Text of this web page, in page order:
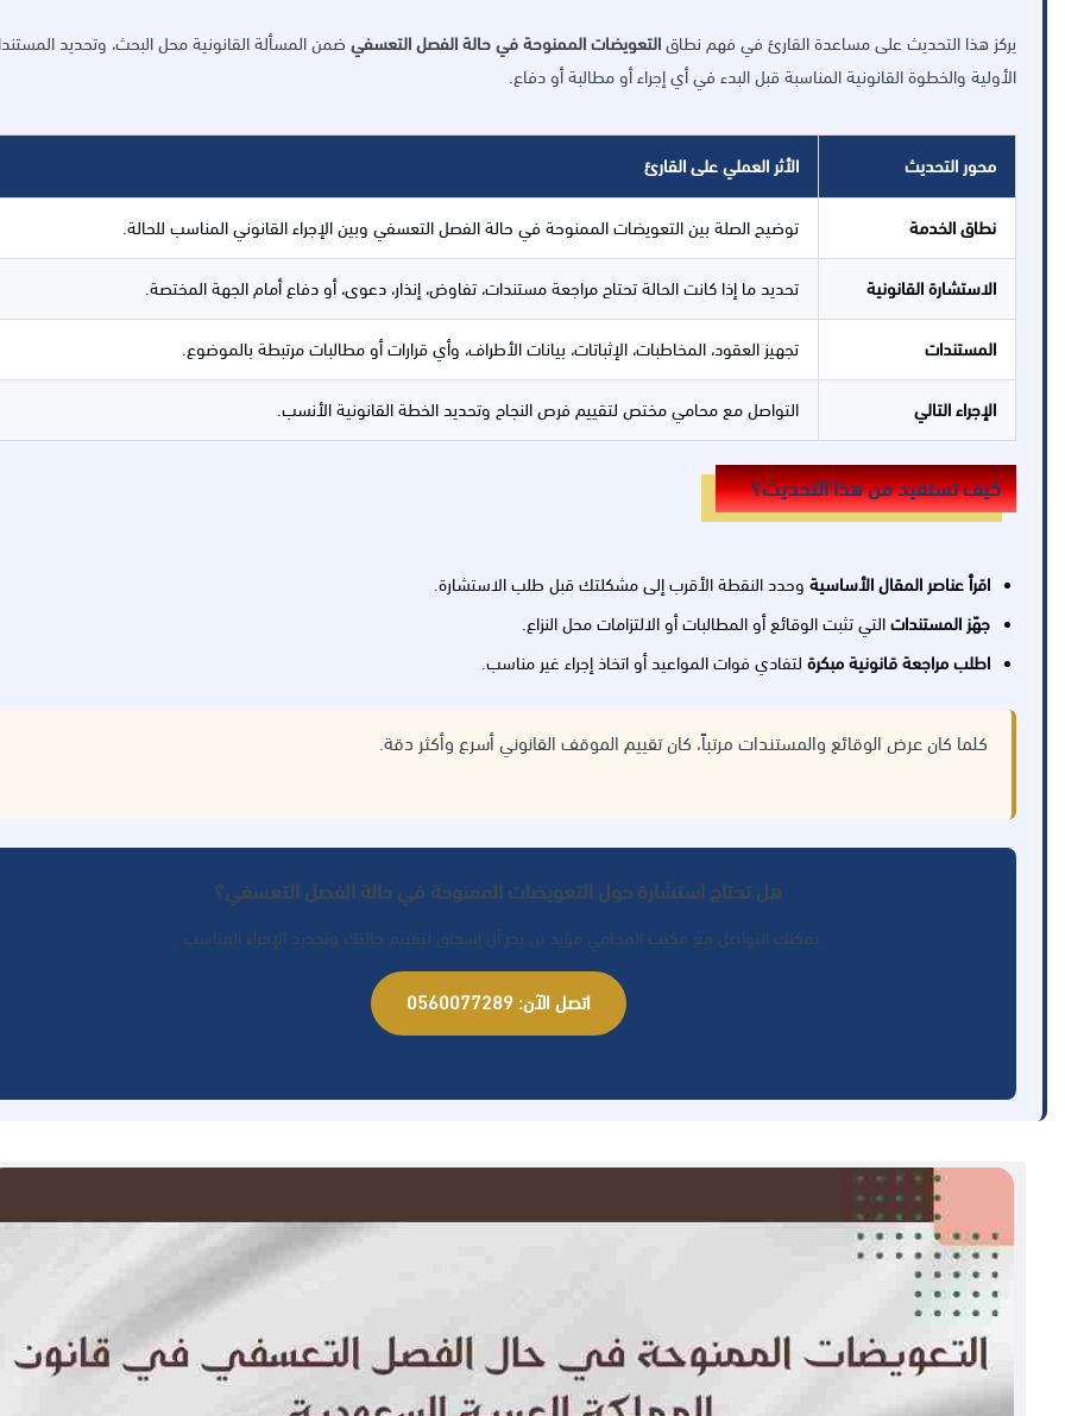
يركز هذا التحديث على مساعدة القارئ في فهم نطاقالتعويضات الممنوحة في حالة الفصل التعسفي ضمن المسألة القانونية محل البحث، وتحديد
الأولية والخطوة القانونية المناسبة قبل البدء في أي إجراء أو مطالبة أو دفاع.
محور التحديث الأثر العملي على القارئ
نطاق الخدمة توضيح الصلة بين التعويضات الممنوحة في حالة الفصل التعسفي وبين الإجراء القانوني المناسب للحالة.
الاستشارة القانونية تحديد ما إذا كانت الحالة تحتاج مراجعة مستندات، تفاوض، إنذار، دعوى، أو دفاع أمام الجهة المختصة.
المستندات تجهيز العقود، المخاطبات، الإثباتات، بيانات الأطراف، وأي قرارات أو مطالبات مرتبطة بالموضوع.
الإجراء التالي التواصل مع محامي مختص لتقييم فرص النجاح وتحديد الخطة القانونية الأنسب.
كيف تستفيد من هذا التحديث؟
اقرأ عناصر المقال الأساسية وحدد النقطة الأقرب إلى مشكلتك قبل طلب الاستشارة.
جهّز المستنداتالتي تثبت الوقائع أو المطالبات أو الالتزامات محل النزاع.
اطلب مراجعة قانونية مبكرة لتفادي فوات المواعيد أو اتخاذ إجراء غير مناسب.
كلما كان عرض الوقائع والمستندات مرتباً، كان تقييم الموقف القانوني أسرع وأكثر دقة.
هل تحتاج استشارة حول التعويضات الممنوحة في حالة الفصل التعسفي؟
يمكنك التواصل مع مكتب المحامي مؤيد بن بدر آل إسحاق لتقييم حالتك وتحديد الإجراء المناسب.
اتصل الآن: 0560077289